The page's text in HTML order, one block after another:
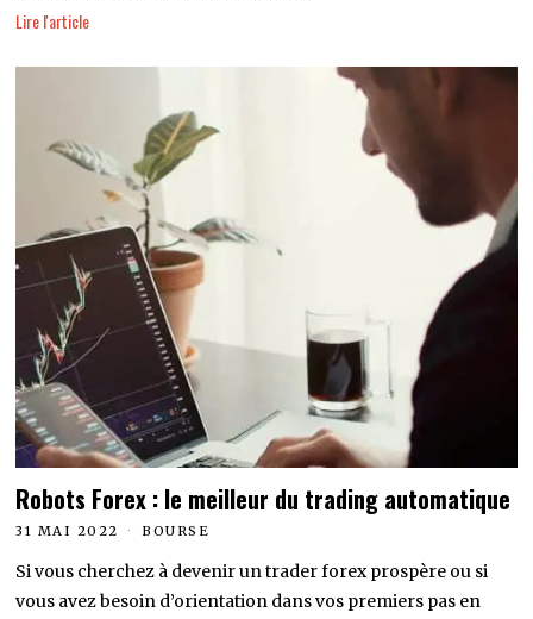
Lire l'article
Robots Forex : le meilleur du trading automatique
31 MAI 2022 BOURSE
Si vous cherchez à devenir un trader forex prospère ou si
vous avez besoin d’orientation dans vos premiers pas en